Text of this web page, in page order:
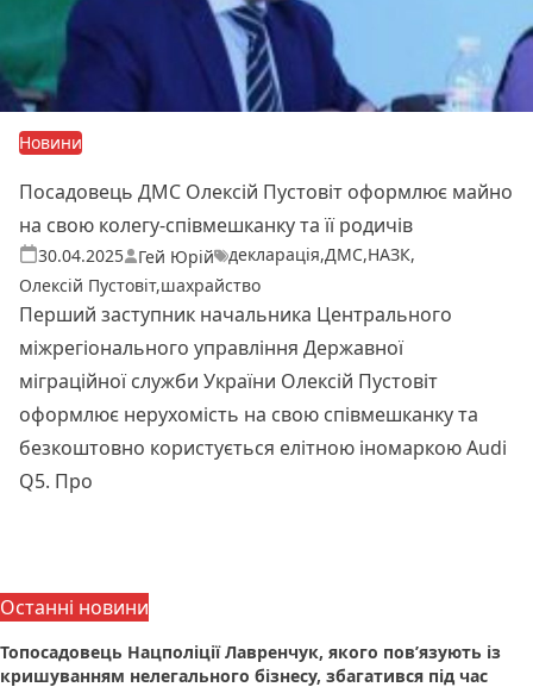
Новини
Посадовець ДМС Олексій Пустовіт оформлює майно
на свою колегу-співмешканку та її родичів
30.04.2025Опубліковано
Гей Юрій
Теги: декларація,ДМС,НАЗК,
Олексій Пустовіт,шахрайство
Перший заступник начальника Центрального
міжрегіонального управління Державної
міграційної служби України Олексій Пустовіт
оформлює нерухомість на свою співмешканку та
безкоштовно користується елітною іномаркою Audi
Q5. Про
Останні новини
Топосадовець Нацполіції Лавренчук, якого пов’язують із
кришуванням нелегального бізнесу, збагатився під час